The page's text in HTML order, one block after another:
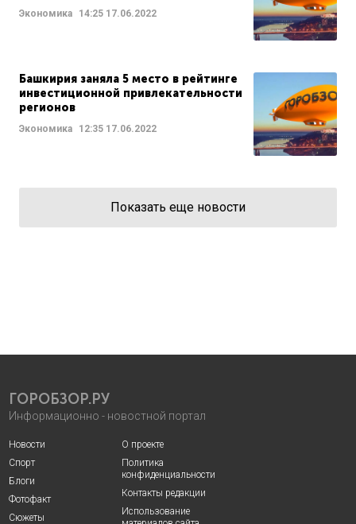
Экономика 14:25 17.06.2022
Башкирия заняла 5 место в рейтинге
инвестиционной привлекательности
регионов
Экономика 12:35 17.06.2022
Показать еще новости
ГОРОБЗОР.РУ
Информационно - новостной портал
Новости
Спорт
Блоги
Фотофакт
Сюжеты
О проекте
Политика
конфиденциальности
Контакты редакции
Использование